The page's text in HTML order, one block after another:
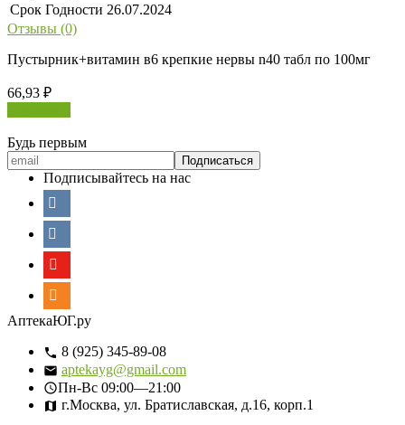
Срок Годности 26.07.2024
Отзывы (0)
Пустырник+витамин в6 крепкие нервы n40 табл по 100мг
66,93 ₽
Будь первым
Подписывайтесь на нас
АптекаЮГ.ру
8 (925) 345-89-08
aptekayg@gmail.com
Пн-Вс 09:00—21:00
г.Москва, ул. Братиславская, д.16, корп.1